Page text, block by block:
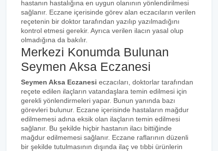
hastanın hastalığına en uygun olanının yönlendirilmesi
sağlanır. Eczane içerisinde görev alan eczacıların verilen
reçetenin bir doktor tarafından yazılıp yazılmadığını
kontrol etmesi gerekir. Ayrıca verilen ilacın yasal olup
olmadığına da bakılır.
Merkezi Konumda Bulunan
Seymen Aksa Eczanesi
Seymen Aksa Eczanesi eczacıları, doktorlar tarafından
reçete edilen ilaçların vatandaşlara temin edilmesi için
gerekli yönlendirmeleri yapar. Bunun yanında bazı
görevleri bulunur. Eczane içerisinde hastaların mağdur
edilmemesi adına eksik olan ilaçların temin edilmesi
sağlanır. Bu şekilde hiçbir hastanın ilacı bittiğinde
mağdur edilmemesi sağlanır. Eczane raflarının düzenli
bir şekilde tutulmasının dışında ilaç ve tıbbi ürünlerin